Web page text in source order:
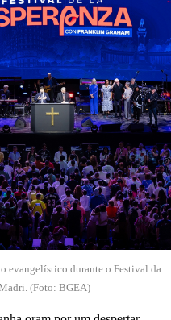
evangelístico durante o Festival da
(Foto: BGEA)